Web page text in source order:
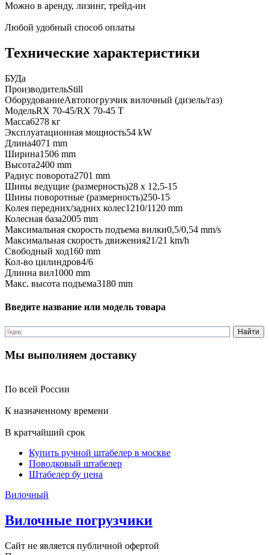
Можно в аренду, лизинг, трейд-ин
Любой удобный способ оплаты
Технические характеристики
БУДа
ПроизводительStill
ОборудованиеАвтопогрузчик вилочный (дизель/газ)
МодельRX 70-45/RX 70-45 T
Масса6278 кг
Эксплуатационная мощность54 kW
Длина4071 mm
Ширина1506 mm
Высота2400 mm
Радиус поворота2701 mm
Шины ведущие (размерность)28 x 12,5-15
Шины поворотные (размерность)250-15
Колея передних/задних колес1210/1120 mm
Колесная база2005 mm
Максимальная скорость подъема вилки0,5/0,54 mm/s
Максимальная скорость движения21/21 km/h
Свободный ход160 mm
Кол-во цилиндров4/6
Длинна вил1000 mm
Макс. высота подъема3180 mm
Введите название или модель товара
Мы выполняем доставку
По всей России
К назначенному времени
В кратчайший срок
Купить ручной штабелер в москве
Поводковый штабелер
Штабелер бу цена
Вилочный
Вилочные погрузчики
Сайт не является публичной офертой